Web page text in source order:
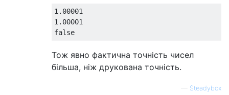
1.00001
1.00001
Тож явно фактична точність чисел
більша, ніж друкована точність.
— Steadybox